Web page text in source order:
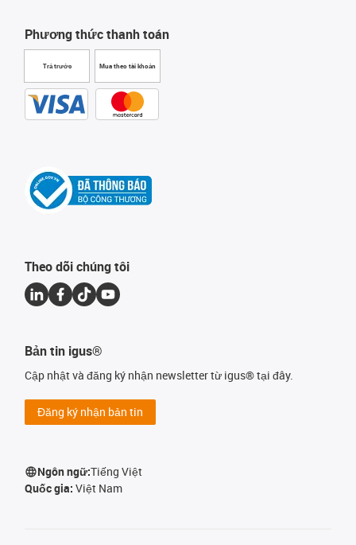
Phương thức thanh toán
Trả trước Mua theo tài khoản
Theo dõi chúng tôi
Bản tin igus®
Cập nhật và đăng ký nhận newsletter từ igus® tại đây.
Đăng ký nhận bản tin
Ngôn ngữ:Tiếng Việt
Quốc gia: Việt Nam